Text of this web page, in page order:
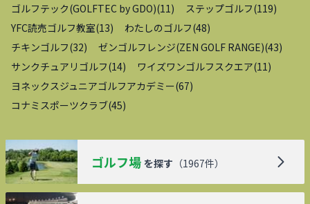
ゴルフテック(GOLFTEC by GDO)(11 ) ステップゴルフ(119)
YFC読売ゴルフ教室(13) わたしのゴルフ(48)
チキンゴルフ(32) ゼンゴルフレンジ(ZEN GOLF RANGE)(43)
サンクチュアリゴルフ(14) ワイズワンゴルフスクエア(11 )
ヨネックスジュニアゴルフアカデミー(67)
コナミスポーツクラブ(45)
ゴルフ場 を探す （1967件）